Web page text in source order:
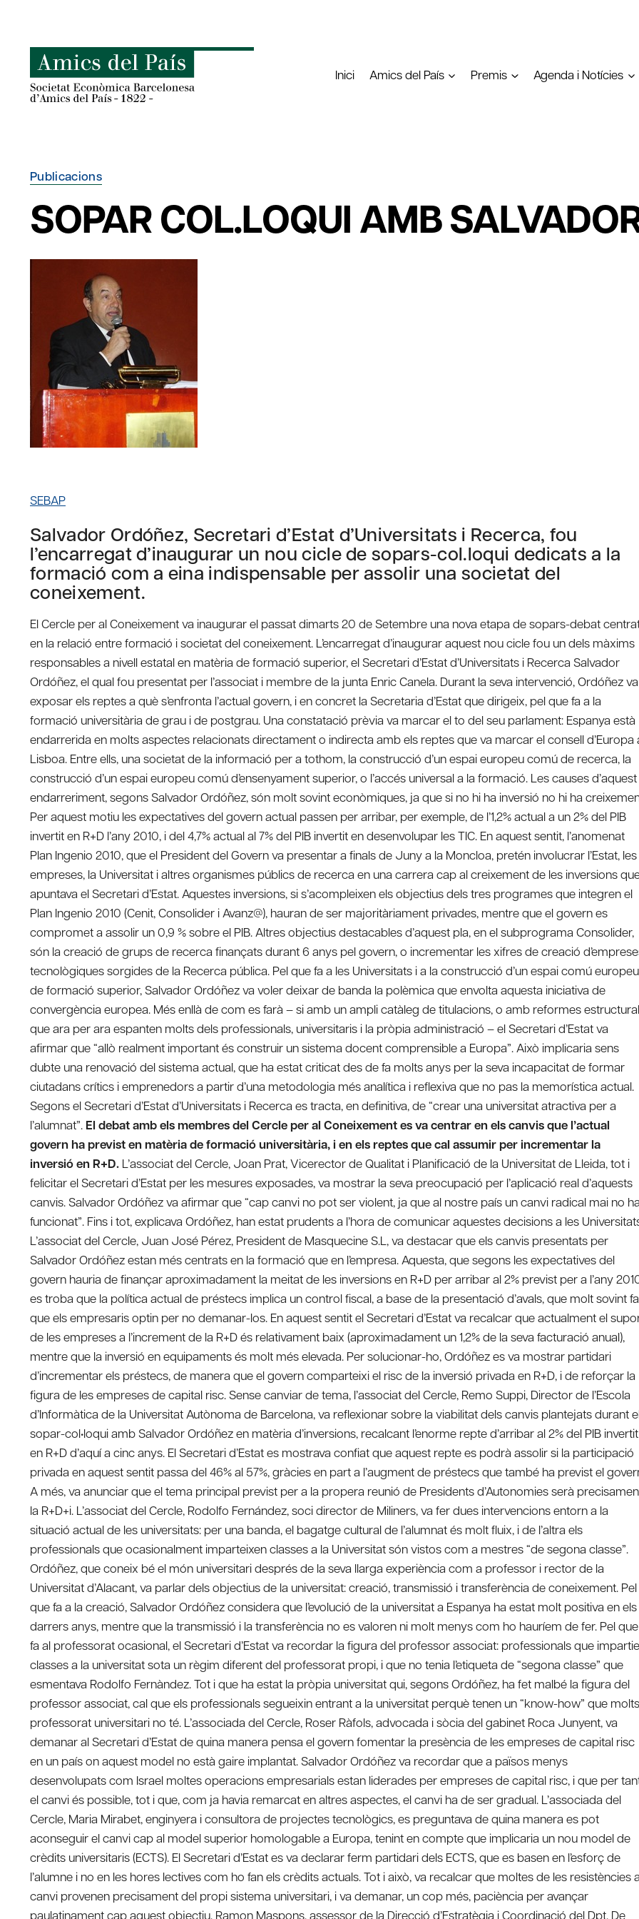
content
Inici Amics del País Premis Agenda i Notícies
Publicacions
SOPAR COL.LOQUI AMB
SEBAP
Salvador Ordóñez, Secretari d’Estat d’Universitats i Recerca, fou
l’encarregat d’inaugurar un nou cicle de sopars-col.loqui dedicats a la
formació com a eina indispensable per assolir una societat del
coneixement.
El Cercle per al Coneixement va inaugurar el passat dimarts 20 de Setembre una nova etapa de sopars-debat
en la relació entre formació i societat del coneixement. L’encarregat d’inaugurar aquest nou cicle fou un dels màxims
responsables a nivell estatal en matèria de formació superior, el Secretari d’Estat d’Universitats i Recerca Salvador
Ordóñez, el qual fou presentat per l’associat i membre de la junta Enric Canela. Durant la seva intervenció, Ordóñez va
exposar els reptes a què s’enfronta l’actual govern, i en concret la Secretaria d’Estat que dirigeix, pel que fa a la
formació universitària de grau i de postgrau. Una constatació prèvia va marcar el to del seu parlament: Espanya està
endarrerida en molts aspectes relacionats directament o indirecta amb els reptes que va marcar el consell d’Europa
Lisboa. Entre ells, una societat de la informació per a tothom, la construcció d’un espai europeu comú de recerca, la
construcció d’un espai europeu comú d’ensenyament superior, o l’accés universal a la formació. Les causes d’aquest
endarreriment, segons Salvador Ordóñez, són molt sovint econòmiques, ja que si no hi ha inversió no hi ha
Per aquest motiu les expectatives del govern actual passen per arribar, per exemple, de l’1,2% actual a un 2% del PIB
invertit en R+D l’any 2010, i del 4,7% actual al 7% del PIB invertit en desenvolupar les TIC. En aquest sentit, l’anomenat
Plan Ingenio 2010, que el President del Govern va presentar a finals de Juny a la Moncloa, pretén involucrar l’Estat, les
empreses, la Universitat i altres organismes públics de recerca en una carrera cap al creixement de les inversions
apuntava el Secretari d’Estat. Aquestes inversions, si s’acompleixen els objectius dels tres programes que integren el
Plan Ingenio 2010 (Cenit, Consolider i Avanz@), hauran de ser majoritàriament privades, mentre que el govern es
compromet a assolir un 0,9 % sobre el PIB. Altres objectius destacables d’aquest pla, en el subprograma Consolider,
són la creació de grups de recerca finançats durant 6 anys pel govern, o incrementar les xifres de creació
tecnològiques sorgides de la Recerca pública. Pel que fa a les Universitats i a la construcció d’un espai comú europeu
de formació superior, Salvador Ordóñez va voler deixar de banda la polèmica que envolta aquesta iniciativa de
convergència europea. Més enllà de com es farà – si amb un ampli catàleg de titulacions, o amb reformes
que ara per ara espanten molts dels professionals, universitaris i la pròpia administració – el Secretari d’Estat va
afirmar que “allò realment important és construir un sistema docent comprensible a Europa”. Això implicaria sens
dubte una renovació del sistema actual, que ha estat criticat des de fa molts anys per la seva incapacitat de formar
ciutadans crítics i emprenedors a partir d’una metodologia més analítica i reflexiva que no pas la memorística actual.
Segons el Secretari d’Estat d’Universitats i Recerca es tracta, en definitiva, de “crear una universitat atractiva per a
l’alumnat”. El debat amb els membres del Cercle per al Coneixement es va centrar en els canvis que l’actual
govern ha previst en matèria de formació universitària, i en els reptes que cal assumir per incrementar la
inversió en R+D. L’associat del Cercle, Joan Prat, Vicerector de Qualitat i Planificació de la Universitat de Lleida, tot i
felicitar el Secretari d’Estat per les mesures exposades, va mostrar la seva preocupació per l’aplicació real d’aquests
canvis. Salvador Ordóñez va afirmar que “cap canvi no pot ser violent, ja que al nostre país un canvi radical mai no ha
funcionat”. Fins i tot, explicava Ordóñez, han estat prudents a l’hora de comunicar aquestes decisions a les
L’associat del Cercle, Juan José Pérez, President de Masquecine S.L, va destacar que els canvis presentats per
Salvador Ordóñez estan més centrats en la formació que en l’empresa. Aquesta, que segons les expectatives del
govern hauria de finançar aproximadament la meitat de les inversions en R+D per arribar al 2% previst per a l’any
es troba que la política actual de préstecs implica un control fiscal, a base de la presentació d’avals, que molt sovint fa
que els empresaris optin per no demanar-los. En aquest sentit el Secretari d’Estat va recalcar que actualment el
de les empreses a l’increment de la R+D és relativament baix (aproximadament un 1,2% de la seva facturació anual),
mentre que la inversió en equipaments és molt més elevada. Per solucionar-ho, Ordóñez es va mostrar partidari
d’incrementar els préstecs, de manera que el govern comparteixi el risc de la inversió privada en R+D, i de reforçar la
figura de les empreses de capital risc. Sense canviar de tema, l’associat del Cercle, Remo Suppi, Director de l’Escola
d’Informàtica de la Universitat Autònoma de Barcelona, va reflexionar sobre la viabilitat dels canvis plantejats durant
sopar-col•loqui amb Salvador Ordóñez en matèria d’inversions, recalcant l’enorme repte d’arribar al 2% del PIB invertit
en R+D d’aquí a cinc anys. El Secretari d’Estat es mostrava confiat que aquest repte es podrà assolir si la participació
privada en aquest sentit passa del 46% al 57%, gràcies en part a l’augment de préstecs que també ha previst el
A més, va anunciar que el tema principal previst per a la propera reunió de Presidents d’Autonomies serà
la R+D+i. L’associat del Cercle, Rodolfo Fernández, soci director de Miliners, va fer dues intervencions entorn a la
situació actual de les universitats: per una banda, el bagatge cultural de l’alumnat és molt fluix, i de l’altra els
professionals que ocasionalment imparteixen classes a la Universitat són vistos com a mestres “de segona classe”.
Ordóñez, que coneix bé el món universitari després de la seva llarga experiència com a professor i rector de la
Universitat d’Alacant, va parlar dels objectius de la universitat: creació, transmissió i transferència de coneixement. Pel
que fa a la creació, Salvador Ordóñez considera que l’evolució de la universitat a Espanya ha estat molt positiva en els
darrers anys, mentre que la transmissió i la transferència no es valoren ni molt menys com ho hauríem de fer. Pel que
fa al professorat ocasional, el Secretari d’Estat va recordar la figura del professor associat: professionals que
classes a la universitat sota un règim diferent del professorat propi, i que no tenia l’etiqueta de “segona classe” que
esmentava Rodolfo Fernàndez. Tot i que ha estat la pròpia universitat qui, segons Ordóñez, ha fet malbé la figura del
professor associat, cal que els professionals segueixin entrant a la universitat perquè tenen un “know-how” que molts
professorat universitari no té. L’associada del Cercle, Roser Ràfols, advocada i sòcia del gabinet Roca Junyent, va
demanar al Secretari d’Estat de quina manera pensa el govern fomentar la presència de les empreses de capital risc
en un país on aquest model no està gaire implantat. Salvador Ordóñez va recordar que a països menys
desenvolupats com Israel moltes operacions empresarials estan liderades per empreses de capital risc, i que per
el canvi és possible, tot i que, com ja havia remarcat en altres aspectes, el canvi ha de ser gradual. L’associada del
Cercle, Maria Mirabet, enginyera i consultora de projectes tecnològics, es preguntava de quina manera es pot
aconseguir el canvi cap al model superior homologable a Europa, tenint en compte que implicaria un nou model de
crèdits universitaris (ECTS). El Secretari d’Estat es va declarar ferm partidari dels ECTS, que es basen en l’esforç de
l’alumne i no en les hores lectives com ho fan els crèdits actuals. Tot i això, va recalcar que moltes de les resistències
canvi provenen precisament del propi sistema universitari, i va demanar, un cop més, paciència per avançar
paulatinament cap aquest objectiu. Ramon Maspons, assessor de la Direcció d’Estratègia i Coordinació del Dpt. De